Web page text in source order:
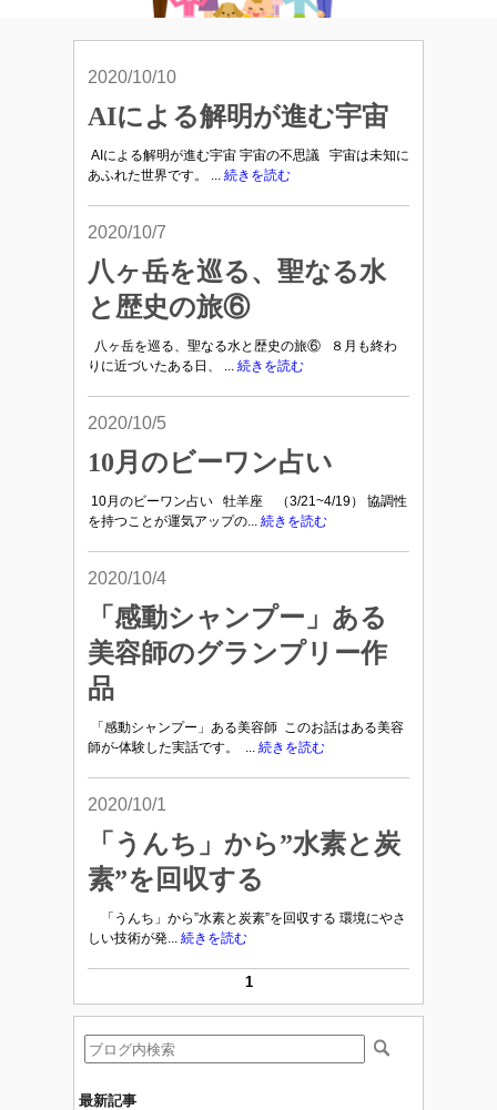
2020/10/10
AIによる解明が進む宇宙
AIによる解明が進む宇宙 宇宙の不思議 宇宙は未知に
あふれた世界です。 ... 続きを読む
2020/10/7
八ヶ岳を巡る、聖なる水
と歴史の旅⑥
八ヶ岳を巡る、聖なる水と歴史の旅⑥ ８月も終わ
りに近づいたある日、 ... 続きを読む
2020/10/5
10月のビーワン占い
10月のビーワン占い 牡羊座 （3/21~4/19） 協調性
を持つことが運気アップの... 続きを読む
2020/10/4
「感動シャンプー」ある
美容師のグランプリー作
品
「感動シャンプー」ある美容師 このお話はある美容
師が-体験した実話です。 ... 続きを読む
2020/10/1
「うんち」から”水素と炭
素”を回収する
「うんち」から”水素と炭素”を回収する 環境にやさ
しい技術が発... 続きを読む
1
最新記事